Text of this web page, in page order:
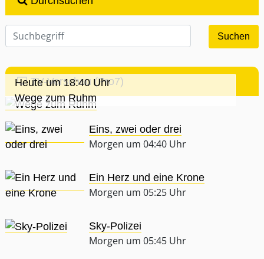
TV-Vorschau (Pro7)
Heute um 18:40 Uhr
Wege zum Ruhm
Eins, zwei oder drei
Morgen um 04:40 Uhr
Ein Herz und eine Krone
Morgen um 05:25 Uhr
Sky-Polizei
Morgen um 05:45 Uhr